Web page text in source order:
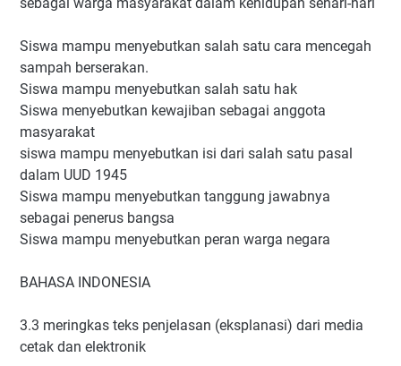
sebagai warga masyarakat dalam kehidupan sehari-hari
Siswa mampu menyebutkan salah satu cara mencegah
sampah berserakan.
Siswa mampu menyebutkan salah satu hak
Siswa menyebutkan kewajiban sebagai anggota
masyarakat
siswa mampu menyebutkan isi dari salah satu pasal
dalam UUD 1945
Siswa mampu menyebutkan tanggung jawabnya
sebagai penerus bangsa
Siswa mampu menyebutkan peran warga negara
BAHASA INDONESIA
3.3 meringkas teks penjelasan (eksplanasi) dari media
cetak dan elektronik